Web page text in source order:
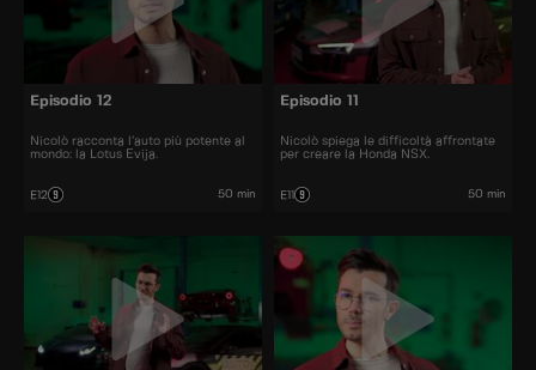
Episodio 12
Nicolò racconta l’auto più potente al
mondo: la Lotus Evija.
E12 50 min
Episodio 11
Nicolò spiega le difficoltà affrontate
per creare la Honda NSX.
E11 50 min